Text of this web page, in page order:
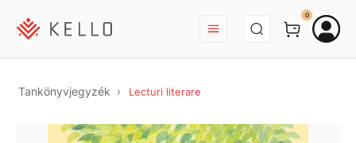
BEJELENTKEZÉS
0
Tankönyvjegyzék Lecturi literare